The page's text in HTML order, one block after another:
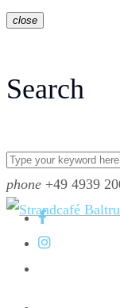
close
Search
phone +49 4939